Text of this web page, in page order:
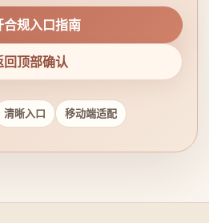
合规入口指南
回顶部确认
清晰入口 移动端适配